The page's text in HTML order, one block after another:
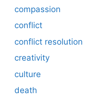
compassion
conflict
conflict resolution
creativity
culture
death